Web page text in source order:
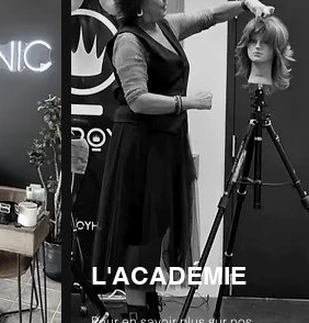
L'ACADÉMIE